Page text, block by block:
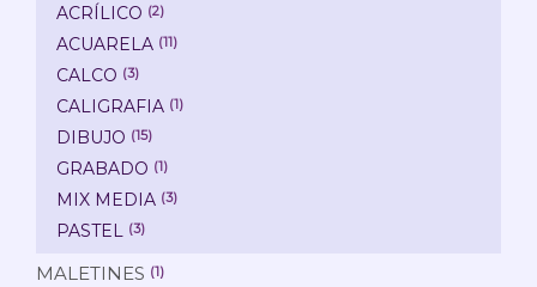
ACRÍLICO (2)
ACUARELA (11)
CALCO (3)
CALIGRAFIA (1)
DIBUJO (15)
GRABADO (1)
MIX MEDIA (3)
PASTEL (3)
MALETINES (1)